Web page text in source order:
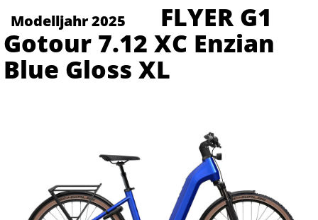
Modelljahr 2025
FLYER G1
Gotour 7.12 XC Enzian
Blue Gloss XL